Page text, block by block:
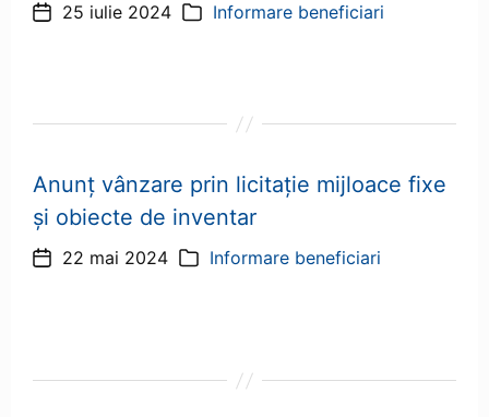
Dată25 iulie 2024 Categorii
Informare beneficiari
Anunț vânzare prin licitație mijloace fixe
și obiecte de inventar
Dată22 mai 2024 Categorii
Informare beneficiari